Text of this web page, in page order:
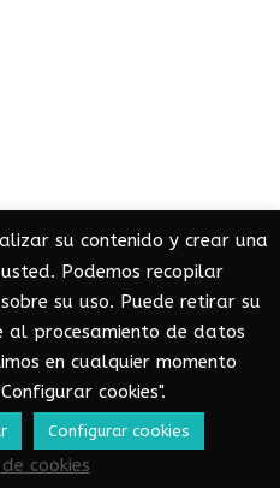
su contenido y crear una
Podemos recopilar
su uso. Puede retirar su
al procesamiento de datos
en cualquier momento
cookies".
Configurar cookies
cookies